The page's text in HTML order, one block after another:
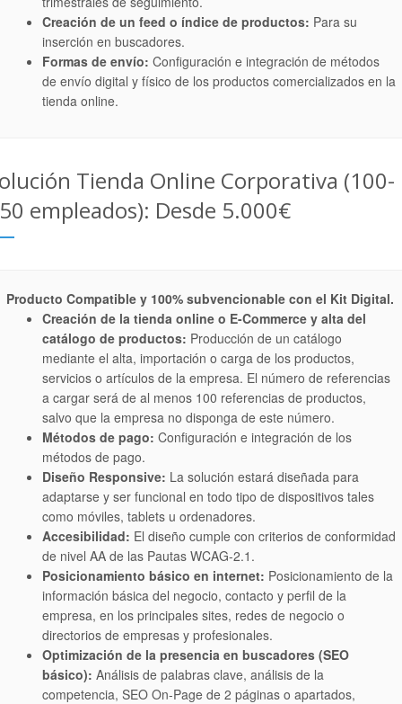
Creación de un feed o índice de productos: Para su
inserción en buscadores.
Formas de envío: Configuración e integración de métodos
de envío digital y físico de los productos comercializados en la
tienda online.
Tienda Online Corporativa (100-
empleados): Desde 5.000€
Producto Compatible y 100% subvencionable con el Kit Digital.
Creación de la tienda online o E-Commerce y alta del
catálogo de productos: Producción de un catálogo
mediante el alta, importación o carga de los productos,
servicios o artículos de la empresa. El número de referencias
a cargar será de al menos 100 referencias de productos,
salvo que la empresa no disponga de este número.
Métodos de pago: Configuración e integración de los
métodos de pago.
Diseño Responsive: La solución estará diseñada para
adaptarse y ser funcional en todo tipo de dispositivos tales
como móviles, tablets u ordenadores.
Accesibilidad: El diseño cumple con criterios de conformidad
de nivel AA de las Pautas WCAG-2.1.
Posicionamiento básico en internet: Posicionamiento de la
información básica del negocio, contacto y perfil de la
empresa, en los principales sites, redes de negocio o
directorios de empresas y profesionales.
Optimización de la presencia en buscadores (SEO
básico): Análisis de palabras clave, análisis de la
competencia, SEO On-Page de 2 páginas o apartados,